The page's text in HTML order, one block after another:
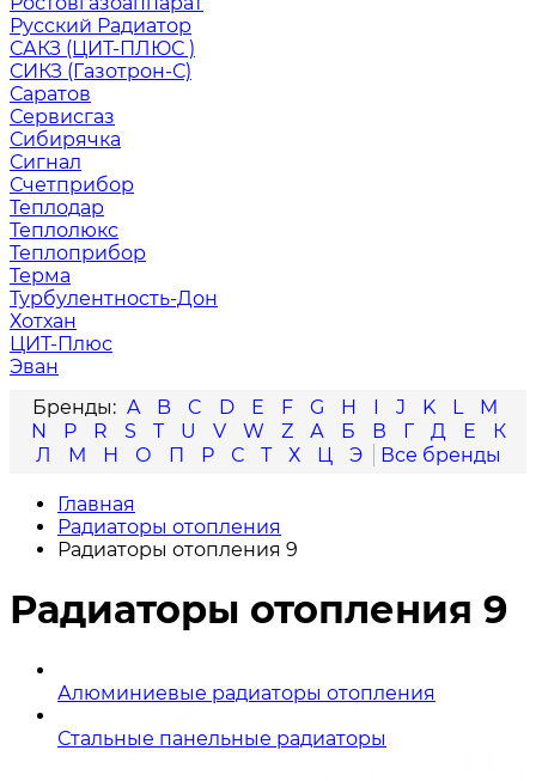
Русский Радиатор
САКЗ (ЦИТ-ПЛЮС )
СИКЗ (Газотрон-С)
Саратов
Сервисгаз
Сибирячка
Сигнал
Счетприбор
Теплодар
Теплолюкс
Теплоприбор
Терма
Турбулентность-Дон
Хотхан
ЦИТ-Плюс
Эван
A
B C D E F G H I J K L
M
N
P R S T U V W Z А Б В Г Д Е
К
Л
М Н О П Р С Т Х Ц Э
Главная
Радиаторы отопления
Радиаторы отопления 9
Радиаторы отопления 9
Алюминиевые радиаторы отопления
Стальные панельные радиаторы